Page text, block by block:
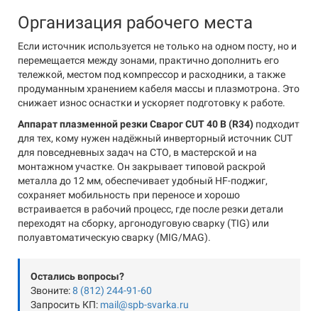
Организация рабочего места
Если источник используется не только на одном посту, но и
перемещается между зонами, практично дополнить его
тележкой, местом под компрессор и расходники, а также
продуманным хранением кабеля массы и плазмотрона. Это
снижает износ оснастки и ускоряет подготовку к работе.
Аппарат плазменной резки Сварог CUT 40 B (R34) подходит
для тех, кому нужен надёжный инверторный источник CUT
для повседневных задач на СТО, в мастерской и на
монтажном участке. Он закрывает типовой раскрой
металла до 12 мм, обеспечивает удобный HF-поджиг,
сохраняет мобильность при переносе и хорошо
встраивается в рабочий процесс, где после резки детали
переходят на сборку, аргонодуговую сварку (TIG) или
полуавтоматическую сварку (MIG/MAG).
Остались вопросы?
Звоните:8 (812) 244-91-60
Запросить КП: mail@spb-svarka.ru